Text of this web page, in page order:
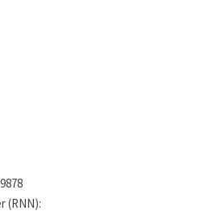
(RNN):